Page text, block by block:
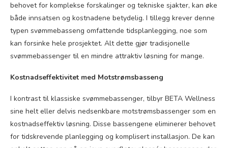
behovet for komplekse forskalinger og tekniske sjakter, kan øke
både innsatsen og kostnadene betydelig. I tillegg krever denne
typen svømmebasseng omfattende tidsplanlegging, noe som
kan forsinke hele prosjektet. Alt dette gjør tradisjonelle
svømmebassenger til en mindre attraktiv løsning for mange.
Kostnadseffektivitet med Motstrømsbasseng
I kontrast til klassiske svømmebassenger, tilbyr BETA Wellness
sine helt eller delvis nedsenkbare motstrømsbassenger som en
kostnadseffektiv løsning. Disse bassengene eliminerer behovet
for tidskrevende planlegging og komplisert installasjon. De kan